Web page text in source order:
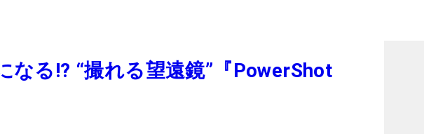
なる!? “撮れる望遠鏡”『PowerShot